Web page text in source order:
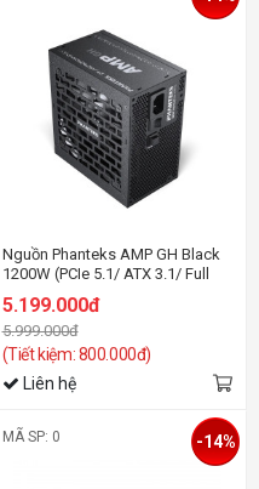
Nguồn Phanteks AMP GH Black
1200W (PCIe 5.1/ ATX 3.1/ Full
5.199.000đ
5.999.000đ
(Tiết kiệm: 800.000đ)
Liên hệ
MÃ SP: 0 -14%